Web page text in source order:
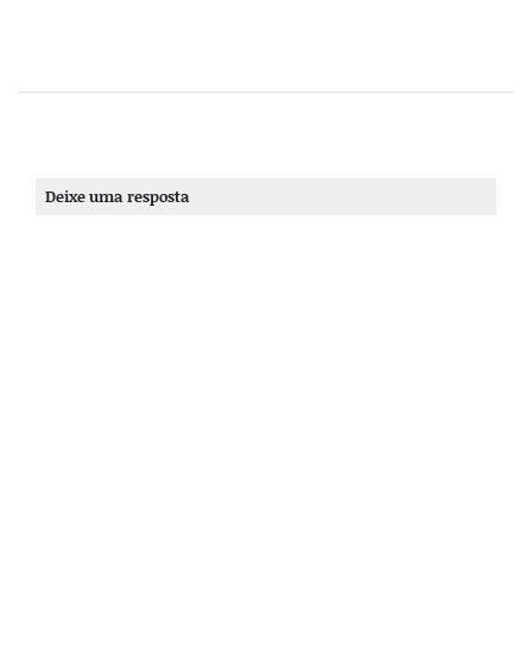
Deixe uma resposta